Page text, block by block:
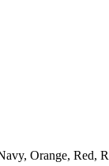
Orange, Red,